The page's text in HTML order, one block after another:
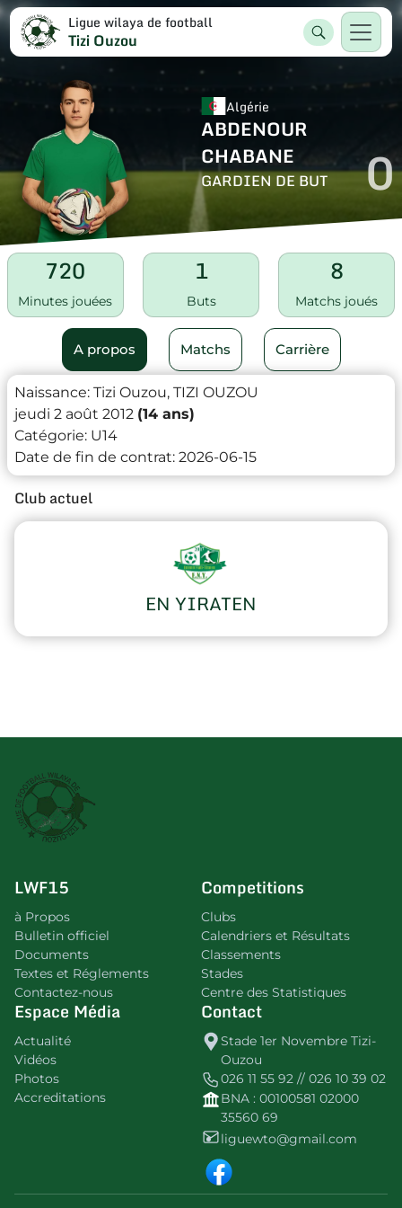
Ligue wilaya de football
Tizi Ouzou
Algérie
ABDENOUR
CHABANE
GARDIEN DE BUT 0
720
Minutes jouées
1
Buts
8
Matchs joués
A propos Matchs Carrière
Naissance: Tizi Ouzou, TIZI OUZOU
jeudi 2 août 2012 (14 ans)
Catégorie: U14
Date de fin de contrat: 2026-06-15
Club actuel
EN YIRATEN
LWF15
à Propos
Bulletin officiel
Documents
Textes et Réglements
Contactez-nous
Competitions
Clubs
Calendriers et Résultats
Classements
Stades
Centre des Statistiques
Espace Média
Actualité
Vidéos
Photos
Accreditations
Contact
Stade 1er Novembre Tizi-
Ouzou
026 11 55 92 // 026 10 39 02
BNA : 00100581 02000
35560 69
liguewto@gmail.com